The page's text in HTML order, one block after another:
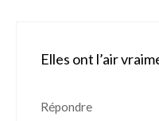
Elles ont l’air
Répondre